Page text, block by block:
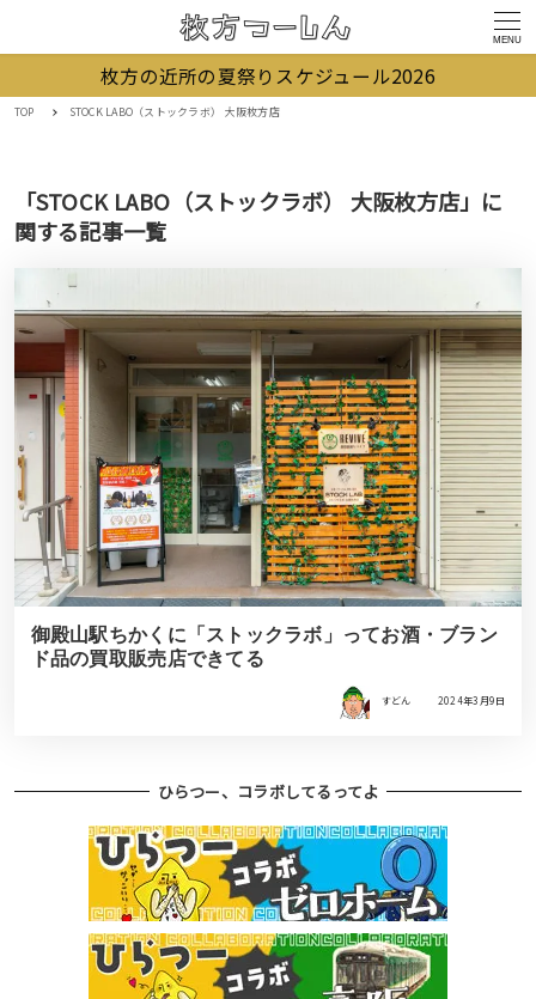
MENU
枚方の近所の夏祭りスケジュール2026
TOP STOCK LABO（ストックラボ） 大阪枚方店
「STOCK LABO（ストックラボ） 大阪枚方店」に
関する記事一覧
御殿山駅ちかくに「ストックラボ」ってお酒・ブラン
ド品の買取販売店できてる
すどん 2024年3月9日
ひらつー、コラボしてるってよ